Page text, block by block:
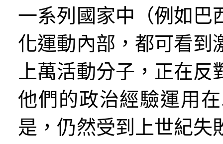
一系列國家中（例如巴
化運動內部，都可看到
上萬活動分子，正在
他們的政治經驗運用
是，仍然受到上世紀失